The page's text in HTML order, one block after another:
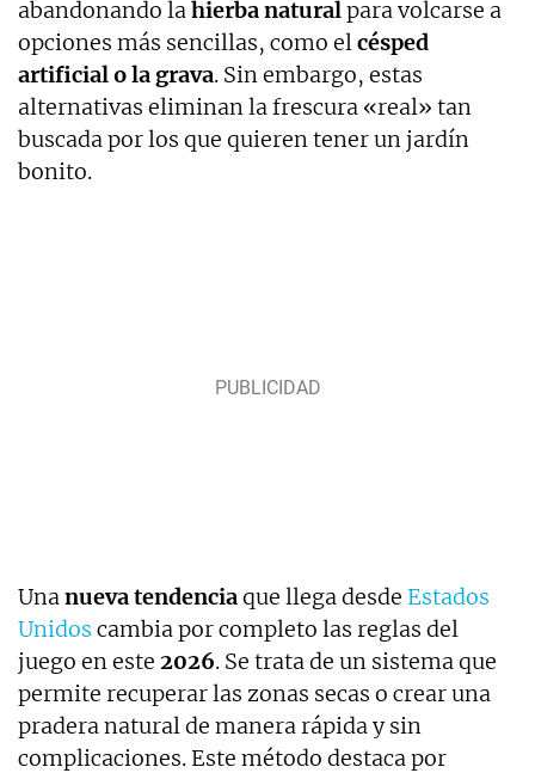
abandonando lahierba naturalpara volcarse a
opciones más sencillas, como elcésped
artificial o la grava. Sin embargo, estas
alternativas eliminan la frescura «real» tan
buscada por los que quieren tener un jardín
bonito.
Unanueva tendenciaque llega desde Estados
Unidos cambia por completo las reglas del
juego en este 2026. Se trata de un sistema que
permite recuperar las zonas secas o crear una
pradera natural de manera rápida y sin
complicaciones. Este método destaca por